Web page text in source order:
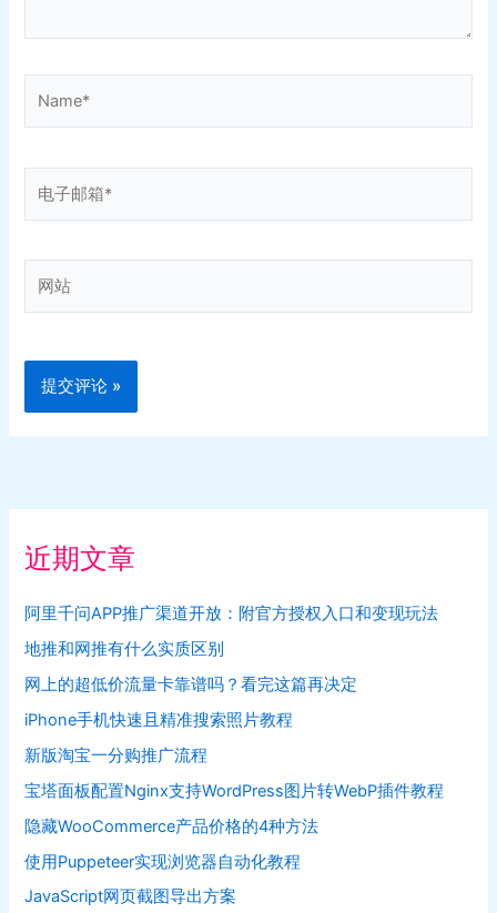
箱
站
近期文章
阿里千问APP推广渠道开放：附官方授权入口和变现玩法
地推和网推有什么实质区别
网上的超低价流量卡靠谱吗？看完这篇再决定
iPhone手机快速且精准搜索照片教程
新版淘宝一分购推广流程
宝塔面板配置Nginx支持WordPress图片转WebP插件教程
隐藏WooCommerce产品价格的4种方法
使用Puppeteer实现浏览器自动化教程
JavaScript网页截图导出方案